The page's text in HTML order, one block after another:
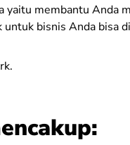
yaitu membantu Anda
untuk bisnis Anda bisa